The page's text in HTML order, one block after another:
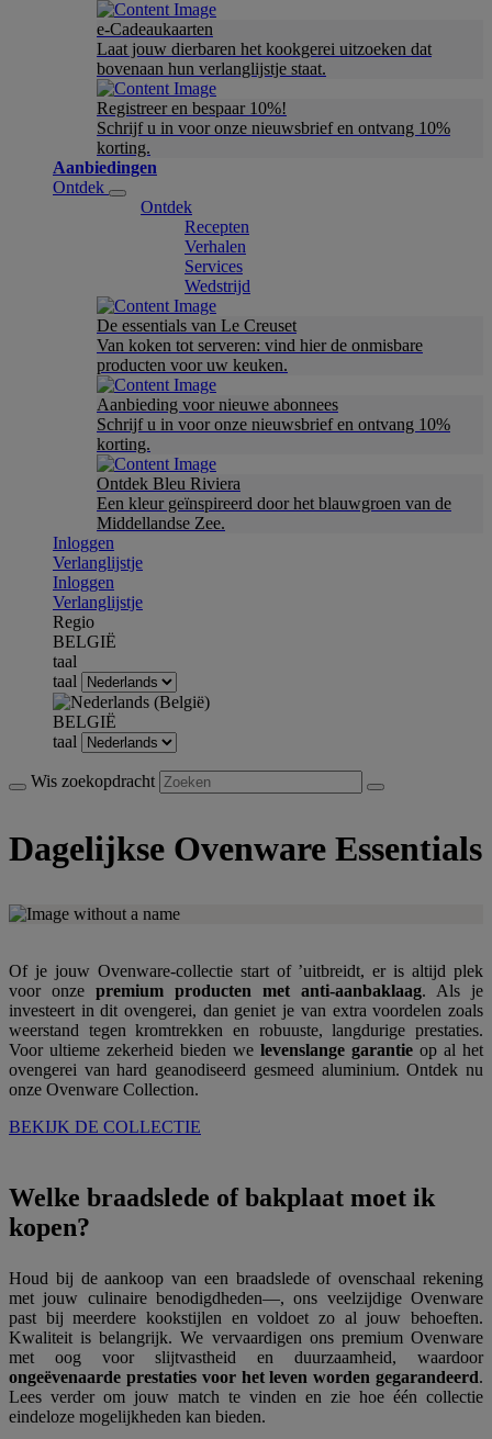
e-Cadeaukaarten
Laat jouw dierbaren het kookgerei uitzoeken dat
bovenaan hun verlanglijstje staat.
Registreer en bespaar 10%!
Schrijf u in voor onze nieuwsbrief en ontvang 10%
korting.
Aanbiedingen
Ontdek
Ontdek
Recepten
Verhalen
Services
Wedstrijd
De essentials van Le Creuset
Van koken tot serveren: vind hier de onmisbare
producten voor uw keuken.
Aanbieding voor nieuwe abonnees
Schrijf u in voor onze nieuwsbrief en ontvang 10%
korting.
Ontdek Bleu Riviera
Een kleur geïnspireerd door het blauwgroen van de
Middellandse Zee.
Inloggen
Verlanglijstje
Inloggen
Verlanglijstje
Regio
BELGIË
taal
taal
BELGIË
taal
Wis zoekopdracht
Dagelijkse Ovenware Essentials
Of je jouw Ovenware-collectie start of ’uitbreidt, er is altijd plek
voor onze premium producten met anti-aanbaklaag. Als je
investeert in dit ovengerei, dan geniet je van extra voordelen zoals
weerstand tegen kromtrekken en robuuste, langdurige prestaties.
Voor ultieme zekerheid bieden we levenslange garantie op al het
ovengerei van hard geanodiseerd gesmeed aluminium. Ontdek nu
onze Ovenware Collection.
BEKIJK DE COLLECTIE
Welke braadslede of bakplaat moet ik
kopen?
Houd bij de aankoop van een braadslede of ovenschaal rekening
met jouw culinaire benodigdheden—, ons veelzijdige Ovenware
past bij meerdere kookstijlen en voldoet zo al jouw behoeften.
Kwaliteit is belangrijk. We vervaardigen ons premium Ovenware
met oog voor slijtvastheid en duurzaamheid, waardoor
ongeëvenaarde prestaties voor het leven worden gegarandeerd.
Lees verder om jouw match te vinden en zie hoe één collectie
eindeloze mogelijkheden kan bieden.